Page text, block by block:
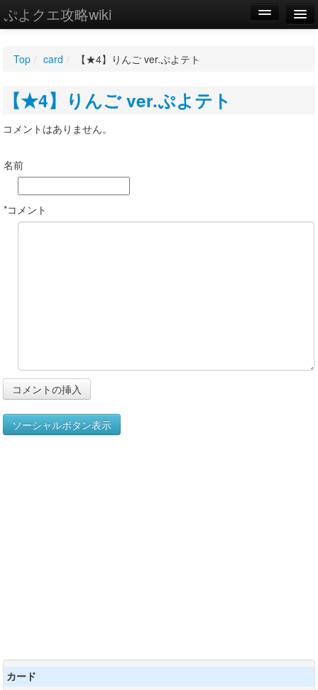
ぷよクエ攻略wiki
WIKI
設定
Top / card / 【★4】りんご ver.ぷよテト
【★4】りんご ver.ぷよテト
コメントはありません。
名前
*コメント
ソーシャルボタン表示
カード